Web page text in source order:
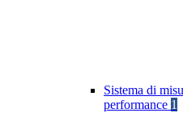
Sistema di
performance 1